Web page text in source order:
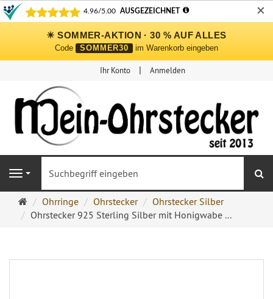
✕
☀ SOMMER-AKTION · 30 % AUF ALLES
Code SOMMER30 im Warenkorb eingeben
Ihr Konto Anmelden
Navigation
Ohrringe
Ohrstecker
Ohrringe Ohrstecker
Ohrstecker Silber
Ohrstecker 925 Sterling Silber mit Honigwabe ...